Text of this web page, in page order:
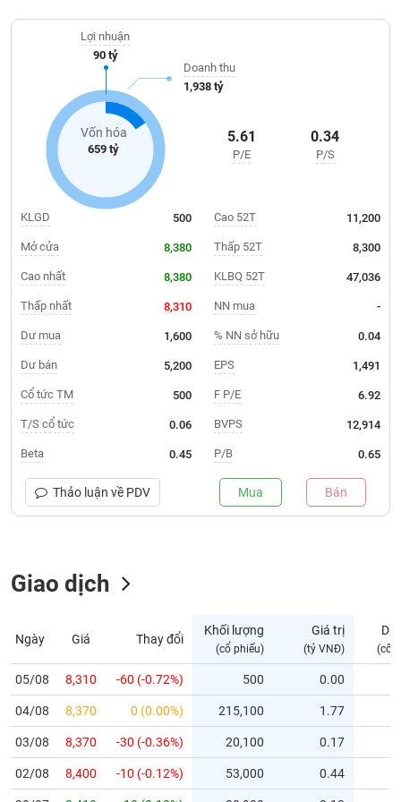
doanh
số
Biến
động
phiếu
Giao
dịch
nội
bộ
Trạng
thái
phiếu
trường
yết
mới
Niêm
yết
bổ
sung
Vốn hóa
659 tỷ
Lợi nhuận
90 tỷ
Doanh thu
1,938 tỷ
5.61
P/E
0.34
P/S
KLGD 500
Mở cửa 8,380
Cao nhất 8,380
Thấp nhất 8,310
Dư mua 1,600
Dư bán 5,200
Cổ tức TM 500
T/S cổ tức 0.06
Beta 0.45
Cao 52T 11,200
Thấp 52T 8,300
KLBQ 52T 47,036
NN mua -
% NN sở hữu 0.04
EPS 1,491
F P/E 6.92
BVPS 12,914
P/B 0.65
Thảo luận về PDV Mua Bán
Giao dịch
Ngày Giá Thay đổi
Khối lượng
(cổ phiếu)
Giá trị
(tỷ VNĐ)
Dư
(cổ
05/08 8,310 -60 (-0.72%) 500 0.00
04/08 8,370 0 (0.00%) 215,100 1.77
03/08 8,370 -30 (-0.36%) 20,100 0.17
02/08 8,400 -10 (-0.12%) 53,000 0.44
TÀI
CHÍNH
NHÂN
PHÂN
TÍCH
VIETSTOCKFINANCE
VĨ
MÔ
NGÀNH
PHIẾU
PHÁI